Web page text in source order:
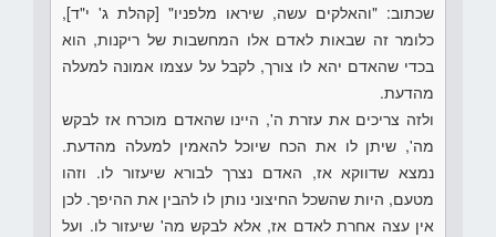
שכתוב: "והאלקים עשה, שיראו מלפניו" [קהלת ג' י"ד],
כלומר זה שבאות לאדם אלו המחשבות של ריקנות, הוא
בכדי שהאדם יהא לו צורך, לקבל על עצמו אמונה למעלה
מהדעת.
ולזה צריכים את עזרת ה', היינו שהאדם מוכרח אז לבקש
מה', שיתן לו את הכח שיוכל להאמין למעלה מהדעת.
נמצא שדווקא אז, האדם נצרך לבורא שיעזור לו. וזהו
מטעם, היות שהשכל החיצוני נותן לו להבין את ההיפך. לכן
אין עצה אחרת לאדם אז, אלא לבקש מה' שיעזור לו. ועל